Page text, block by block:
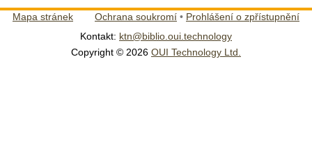
Mapa stránek Ochrana soukromí • Prohlášení o zpřístupnění
Kontakt: ktn@biblio.oui.technology
Copyright © 2026 OUI Technology Ltd.